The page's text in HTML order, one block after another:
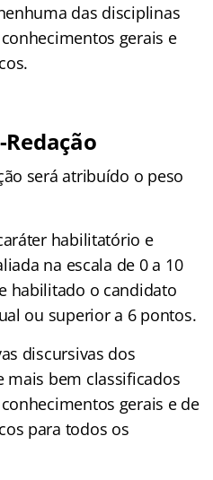
das disciplinas
gerais e
será atribuído o peso
habilitatório e
na escala de 0 a 10
habilitado o candidato
ou superior a 6 pontos.
discursivas dos
mais bem classificados
gerais e de
para todos os